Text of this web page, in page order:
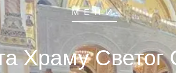
МЕНИ
Храму Светог